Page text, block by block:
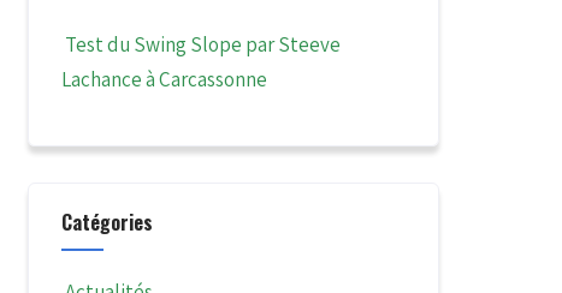
Test du Swing Slope par Steeve
Lachance à Carcassonne
Catégories